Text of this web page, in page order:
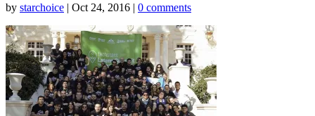
by starchoice | Oct 24, 2016 | 0 comments